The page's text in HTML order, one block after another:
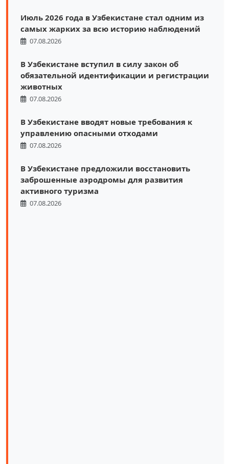
Июль 2026 года в Узбекистане стал одним из
самых жарких за всю историю наблюдений
07.08.2026
В Узбекистане вступил в силу закон об
обязательной идентификации и регистрации
животных
07.08.2026
В Узбекистане вводят новые требования к
управлению опасными отходами
07.08.2026
В Узбекистане предложили восстановить
заброшенные аэродромы для развития
активного туризма
07.08.2026